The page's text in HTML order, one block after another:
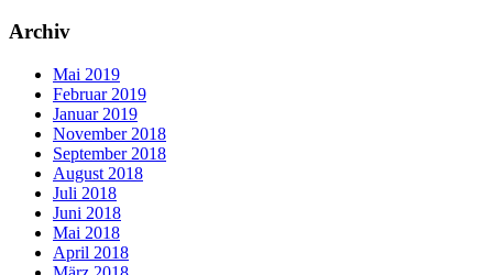
Archiv
Mai 2019
Februar 2019
Januar 2019
November 2018
September 2018
August 2018
Juli 2018
Juni 2018
Mai 2018
April 2018